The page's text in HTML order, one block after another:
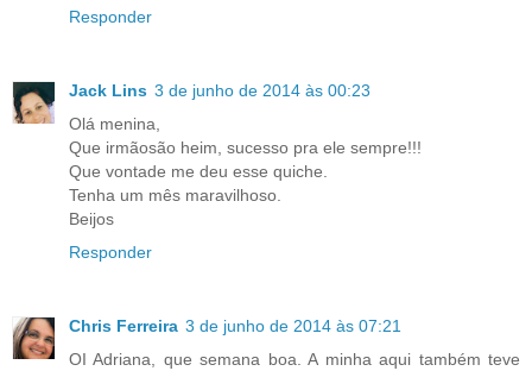
Responder
Jack Lins 3 de junho de 2014 às 00:23
Olá menina,
Que irmãosão heim, sucesso pra ele sempre!!!
Que vontade me deu esse quiche.
Tenha um mês maravilhoso.
Beijos
Responder
Chris Ferreira 3 de junho de 2014 às 07:21
OI Adriana, que semana boa. A minha aqui também teve